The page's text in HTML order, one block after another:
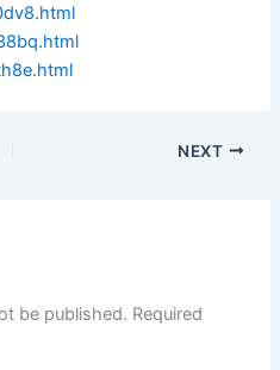
NEXT
be published. Required